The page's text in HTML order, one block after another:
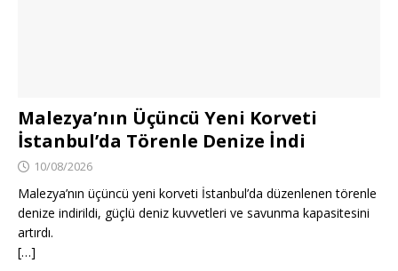
Malezya’nın Üçüncü Yeni Korveti
İstanbul’da Törenle Denize İndi
10/08/2026
Malezya’nın üçüncü yeni korveti İstanbul’da düzenlenen törenle
denize indirildi, güçlü deniz kuvvetleri ve savunma kapasitesini
artırdı.
[…]